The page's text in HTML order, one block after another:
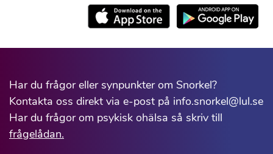
Har du frågor eller synpunkter om Snorkel?
Kontakta oss direkt via e-post på info.snorkel@lul.se
Har du frågor om psykisk ohälsa så skriv till
frågelådan.